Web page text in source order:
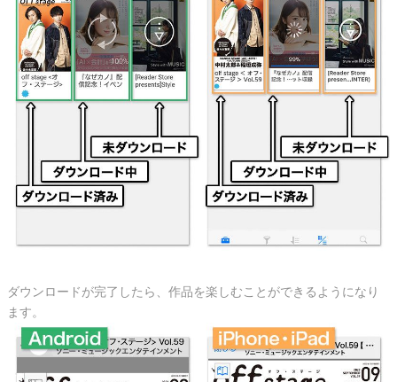
ダウンロードが完了したら、作品を楽しむことができるようになり
ます。